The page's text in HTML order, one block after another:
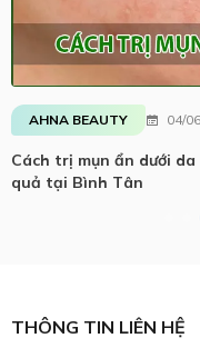
AHNA BEAUTY 04/
Cách trị mụn ẩn dưới
quả tại Bình Tân
THÔNG TIN LIÊN HỆ